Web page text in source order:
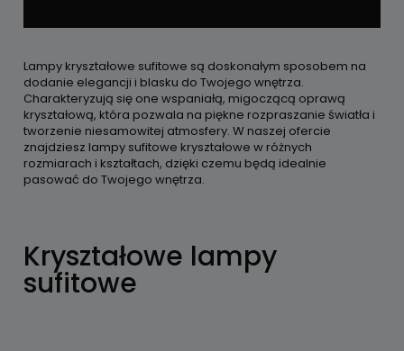
Lampy kryształowe sufitowe są doskonałym sposobem na
dodanie elegancji i blasku do Twojego wnętrza.
Charakteryzują się one wspaniałą, migoczącą oprawą
kryształową, która pozwala na piękne rozpraszanie światła i
tworzenie niesamowitej atmosfery. W naszej ofercie
znajdziesz lampy sufitowe kryształowe w różnych
rozmiarach i kształtach, dzięki czemu będą idealnie
pasować do Twojego wnętrza.
Kryształowe lampy
sufitowe